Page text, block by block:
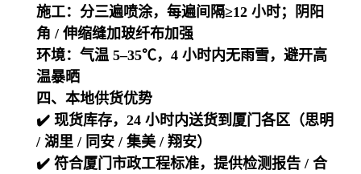
施工：分三遍喷涂，每遍间隔≥12 小时；阴阳
角 / 伸缩缝加玻纤布加强
环境：气温 5–35℃，4 小时内无雨雪，避开高
温暴晒
四、本地供货优势
✔️ 现货库存，24 小时内送货到厦门各区（思明
/ 湖里 / 同安 / 集美 / 翔安）
✔️ 符合厦门市政工程标准，提供检测报告 / 合